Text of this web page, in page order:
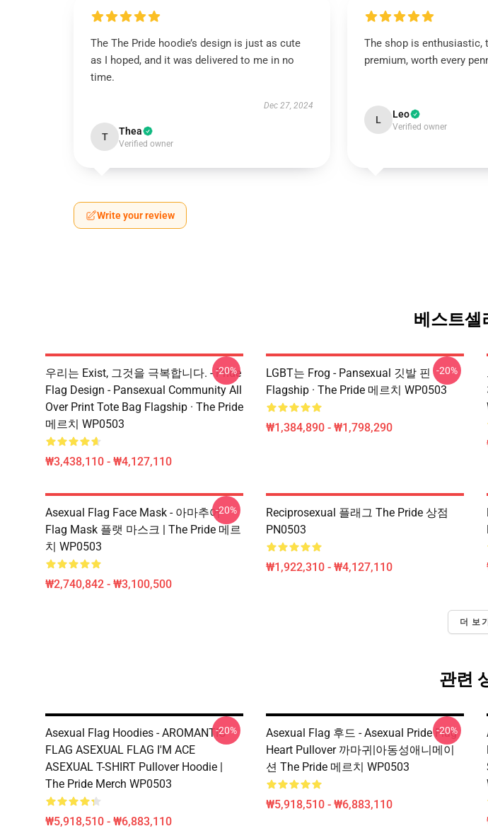
The The Pride hoodie’s design is just as cute
as I hoped, and it was delivered to me in no
time.
Dec 27, 2024
T Thea
Verified owner
The shop is enthusiastic,
premium, worth every
L Leo
Verified owner
Write your review
베스트셀
우리는 Exist, 그것을 극복합니다. - Pride
Flag Design - Pansexual Community All
Over Print Tote Bag Flagship · The Pride
메르치 WP0503
₩3,438,110 - ₩4,127,110
-20%
LGBT는 Frog - Pansexual 깃발 핀
Flagship · The Pride 메르치 WP0503
₩1,384,890 - ₩1,798,290
-20%
Asexual Flag Face Mask - 아마추어
Flag Mask 플랫 마스크 | The Pride 메르
치 WP0503
₩2,740,842 - ₩3,100,500
-20%
Reciprosexual 플래그 The Pride 상점
PN0503
₩1,922,310 - ₩4,127,110
더 보기
관련
Asexual Flag Hoodies - AROMANTIC
FLAG ASEXUAL FLAG I'M ACE
ASEXUAL T-SHIRT Pullover Hoodie |
The Pride Merch WP0503
₩5,918,510 - ₩6,883,110
-20%
Asexual Flag 후드 - Asexual Pride Flag
Heart Pullover 까마귀|아동성애니메이
션 The Pride 메르치 WP0503
₩5,918,510 - ₩6,883,110
-20%